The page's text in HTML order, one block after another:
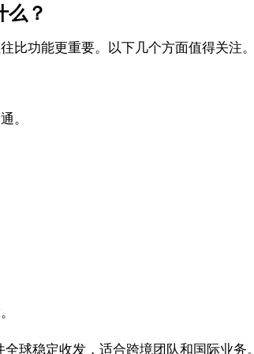
么？
比功能更重要。以下几个方面值得关注。
。
球稳定收发，适合跨境团队和国际业务。